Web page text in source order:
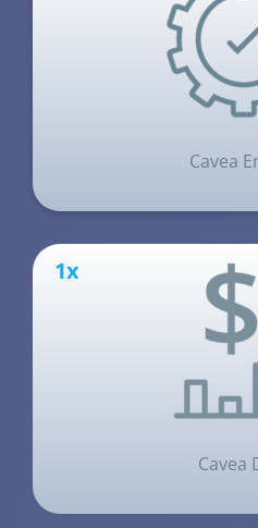
Cavea
1x
Cavea